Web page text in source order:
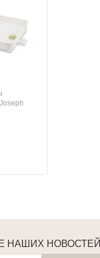
НАШИХ НОВОСТЕЙ